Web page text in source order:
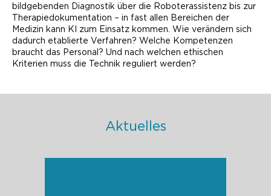
bildgebenden Diagnostik über die Roboterassistenz bis zur
Therapiedokumentation – in fast allen Bereichen der
Medizin kann KI zum Einsatz kommen. Wie verändern sich
dadurch etablierte Verfahren? Welche Kompetenzen
braucht das Personal? Und nach welchen ethischen
Kriterien muss die Technik reguliert werden?
Aktuelles